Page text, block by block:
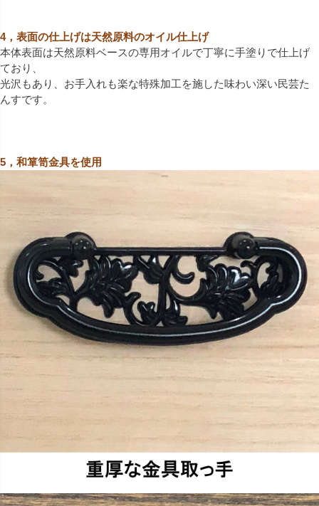
4，表面の仕上げは天然原料のオイル仕上げ
本体表面は天然原料ベースの専用オイルで丁寧に手塗りで仕上げ
ており、
光沢もあり、お手入れも楽な特殊加工を施した味わい深い民芸た
んすです。
5，和箪笥金具を使用